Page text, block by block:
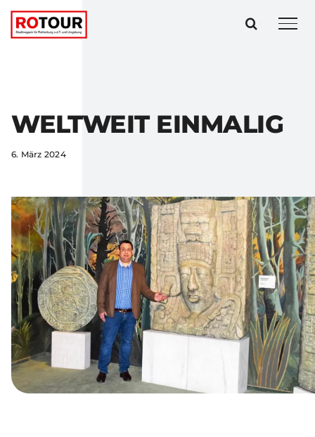
Zum
Inhalt
WELTWEIT EINMALIG
6. März 2024